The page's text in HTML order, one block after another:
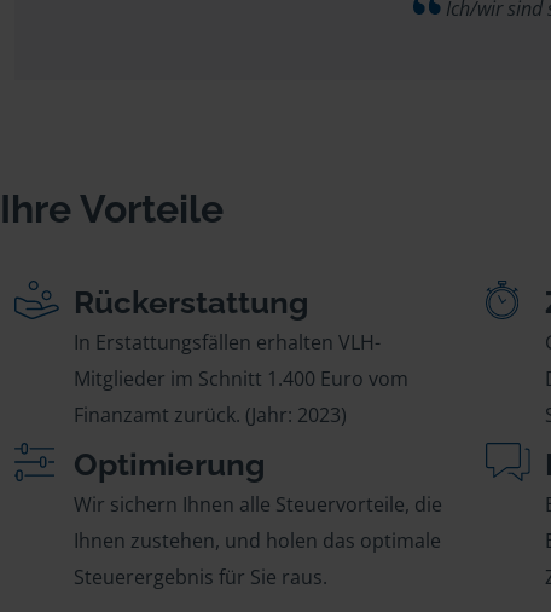
Ich/wir sind
Ihre Vorteile
Rückerstattung
In Erstattungsfällen erhalten VLH-
Mitglieder im Schnitt 1.400 Euro vom
Finanzamt zurück. (Jahr: 2023)
Optimierung
Wir sichern Ihnen alle Steuervorteile, die
Ihnen zustehen, und holen das optimale
Steuerergebnis für Sie raus.